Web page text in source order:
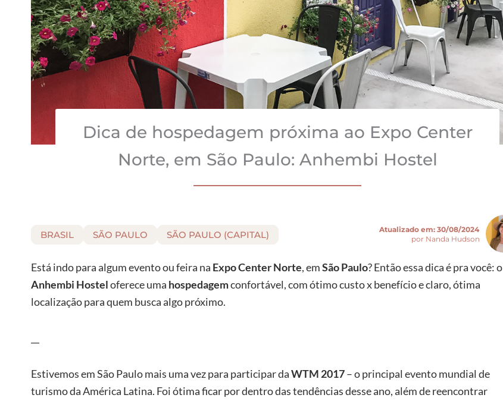
Dica de hospedagem próxima ao Expo Center
Norte, em São Paulo: Anhembi Hostel
BRASIL SÃO PAULO SÃO PAULO (CAPITAL) Atualizado em: 30/08/2024
por Nanda Hudson
Está indo para algum evento ou feira na Expo Center Norte, emSão Paulo? Então essa dica é pra você: o
Anhembi Hosteloferece uma hospedagemconfortável, com ótimo custo x benefício e claro, ótima
localização para quem busca algo próximo.
Estivemos em São Paulo mais uma vez para participar daWTM 2017– o principal evento mundial de
turismo da América Latina. Foi ótima ficar por dentro das tendências desse ano, além de reencontrar